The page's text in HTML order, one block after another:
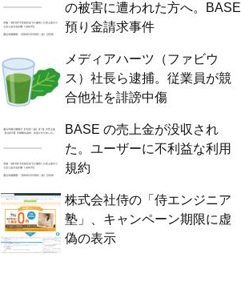
の被害に遭われた方へ。BASE
預り金請求事件
メディアハーツ（ファビウ
ス）社長ら逮捕。従業員が競
合他社を誹謗中傷
BASE の売上金が没収され
た。ユーザーに不利益な利用
規約
株式会社侍の「侍エンジニア
塾」、キャンペーン期限に虚
偽の表示